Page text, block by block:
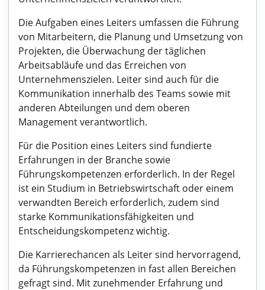
Die Aufgaben eines Leiters umfassen die Führung
von Mitarbeitern, die Planung und Umsetzung von
Projekten, die Überwachung der täglichen
Arbeitsabläufe und das Erreichen von
Unternehmenszielen. Leiter sind auch für die
Kommunikation innerhalb des Teams sowie mit
anderen Abteilungen und dem oberen
Management verantwortlich.
Für die Position eines Leiters sind fundierte
Erfahrungen in der Branche sowie
Führungskompetenzen erforderlich. In der Regel
ist ein Studium in Betriebswirtschaft oder einem
verwandten Bereich erforderlich, zudem sind
starke Kommunikationsfähigkeiten und
Entscheidungskompetenz wichtig.
Die Karrierechancen als Leiter sind hervorragend,
da Führungskompetenzen in fast allen Bereichen
gefragt sind. Mit zunehmender Erfahrung und